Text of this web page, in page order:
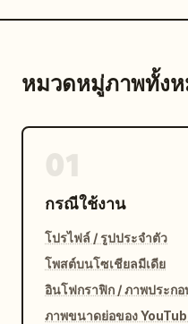
หมวดหมู่ภาพทั้ง
กรณีใช้งาน
โปรไฟล์ / รูปประจำตัว
โพสต์บนโซเชียลมีเดีย
อินโฟกราฟิก / ภาพประกอ
ภาพขนาดย่อของ